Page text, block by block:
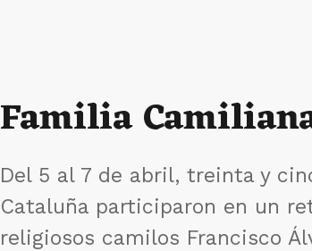
Familia
Del 5 al 7 de abril, treinta y
Cataluña participaron en un
religiosos camilos Francisco